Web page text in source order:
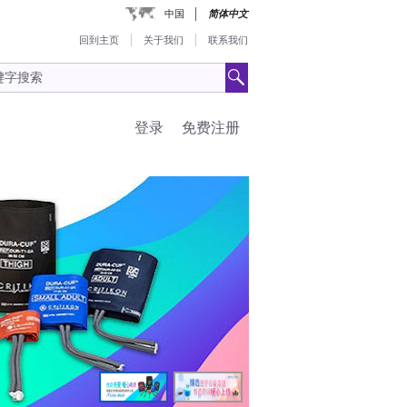
中国 简体中文
回到主页 关于我们 联系我们
免费注册
登录